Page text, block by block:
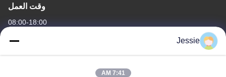
وقت العمل
08:00-18:00
عنواننا Jessie
7:41 AM